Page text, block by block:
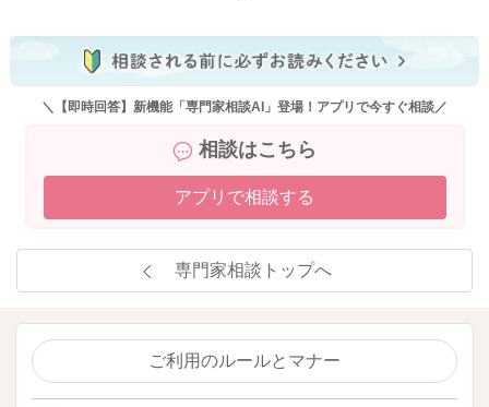
＼【即時回答】新機能「専門家相談AI」登場！アプリで今すぐ相談／
相談はこちら
アプリで相談する
専門家相談トップへ
ご利用のルールとマナー